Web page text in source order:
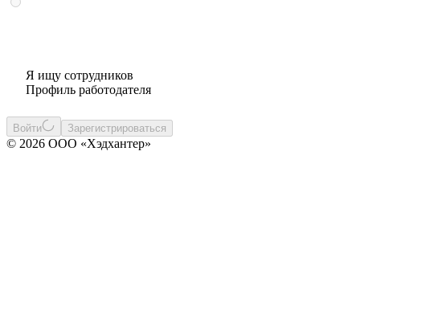
Я ищу сотрудников
Профиль работодателя
Войти Зарегистрироваться
© 2026 ООО «Хэдхантер»